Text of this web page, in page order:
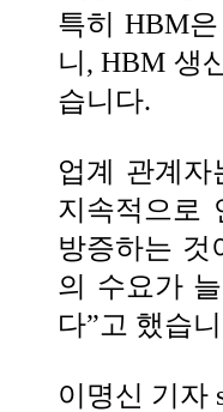
특히 HBM
니, HBM 생
습니다.
업계 관계자
지속적으로
방증하는 것
의 수요가
다”고 했습
이명신 기자